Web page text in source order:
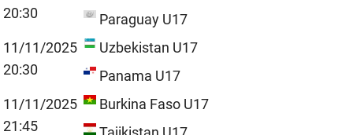
20:30
Paraguay U17
11/11/2025
20:30
Uzbekistan U17
Panama U17
11/11/2025
21:45
Burkina Faso U17